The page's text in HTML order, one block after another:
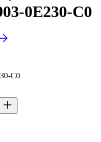
0E230-C0
C0